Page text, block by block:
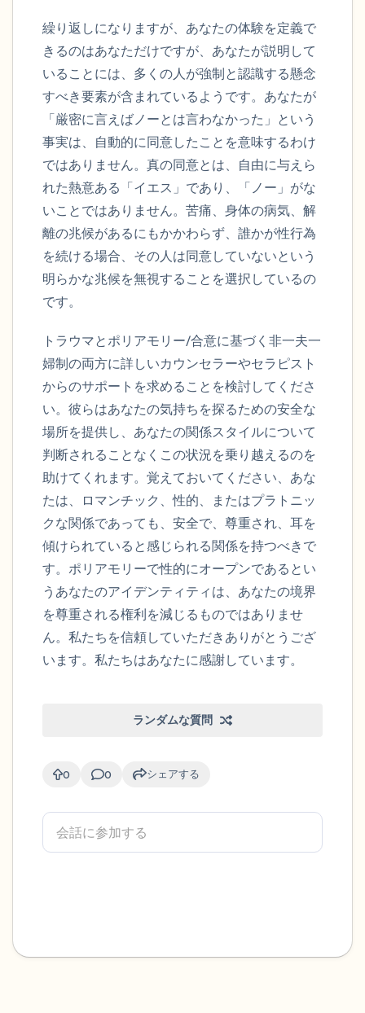
繰り返しになりますが、あなたの体験を定義で
きるのはあなただけですが、あなたが説明して
いることには、多くの人が強制と認識する懸念
すべき要素が含まれているようです。あなたが
「厳密に言えばノーとは言わなかった」という
事実は、自動的に同意したことを意味するわけ
ではありません。真の同意とは、自由に与えら
れた熱意ある「イエス」であり、「ノー」がな
いことではありません。苦痛、身体の病気、解
離の兆候があるにもかかわらず、誰かが性行為
を続ける場合、その人は同意していないという
明らかな兆候を無視することを選択しているの
です。
トラウマとポリアモリー/合意に基づく非一夫一
婦制の両方に詳しいカウンセラーやセラピスト
からのサポートを求めることを検討してくださ
い。彼らはあなたの気持ちを探るための安全な
場所を提供し、あなたの関係スタイルについて
判断されることなくこの状況を乗り越えるのを
助けてくれます。覚えておいてください、あな
たは、ロマンチック、性的、またはプラトニッ
クな関係であっても、安全で、尊重され、耳を
傾けられていると感じられる関係を持つべきで
す。ポリアモリーで性的にオープンであるとい
うあなたのアイデンティティは、あなたの境界
を尊重される権利を減じるものではありませ
ん。私たちを信頼していただきありがとうござ
います。私たちはあなたに感謝しています。
ランダムな質問
0 0 シェアする